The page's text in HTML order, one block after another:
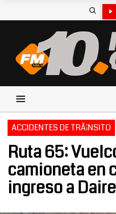
ACCIDENTES DE TRÃ¡NSITO
Ruta 65:
camioneta en
ingreso a